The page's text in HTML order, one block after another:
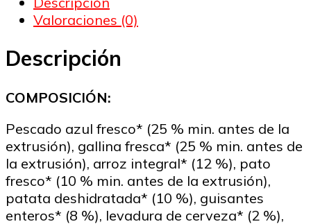
para
Gato
Valoraciones (0)
Descripción
COMPOSICIÓN:
Pescado azul fresco* (25 % min. antes de la
extrusión), gallina fresca* (25 % min. antes de
la extrusión), arroz integral* (12 %), pato
fresco* (10 % min. antes de la extrusión),
patata deshidratada* (10 %), guisantes
enteros* (8 %), levadura de cerveza* (2 %),